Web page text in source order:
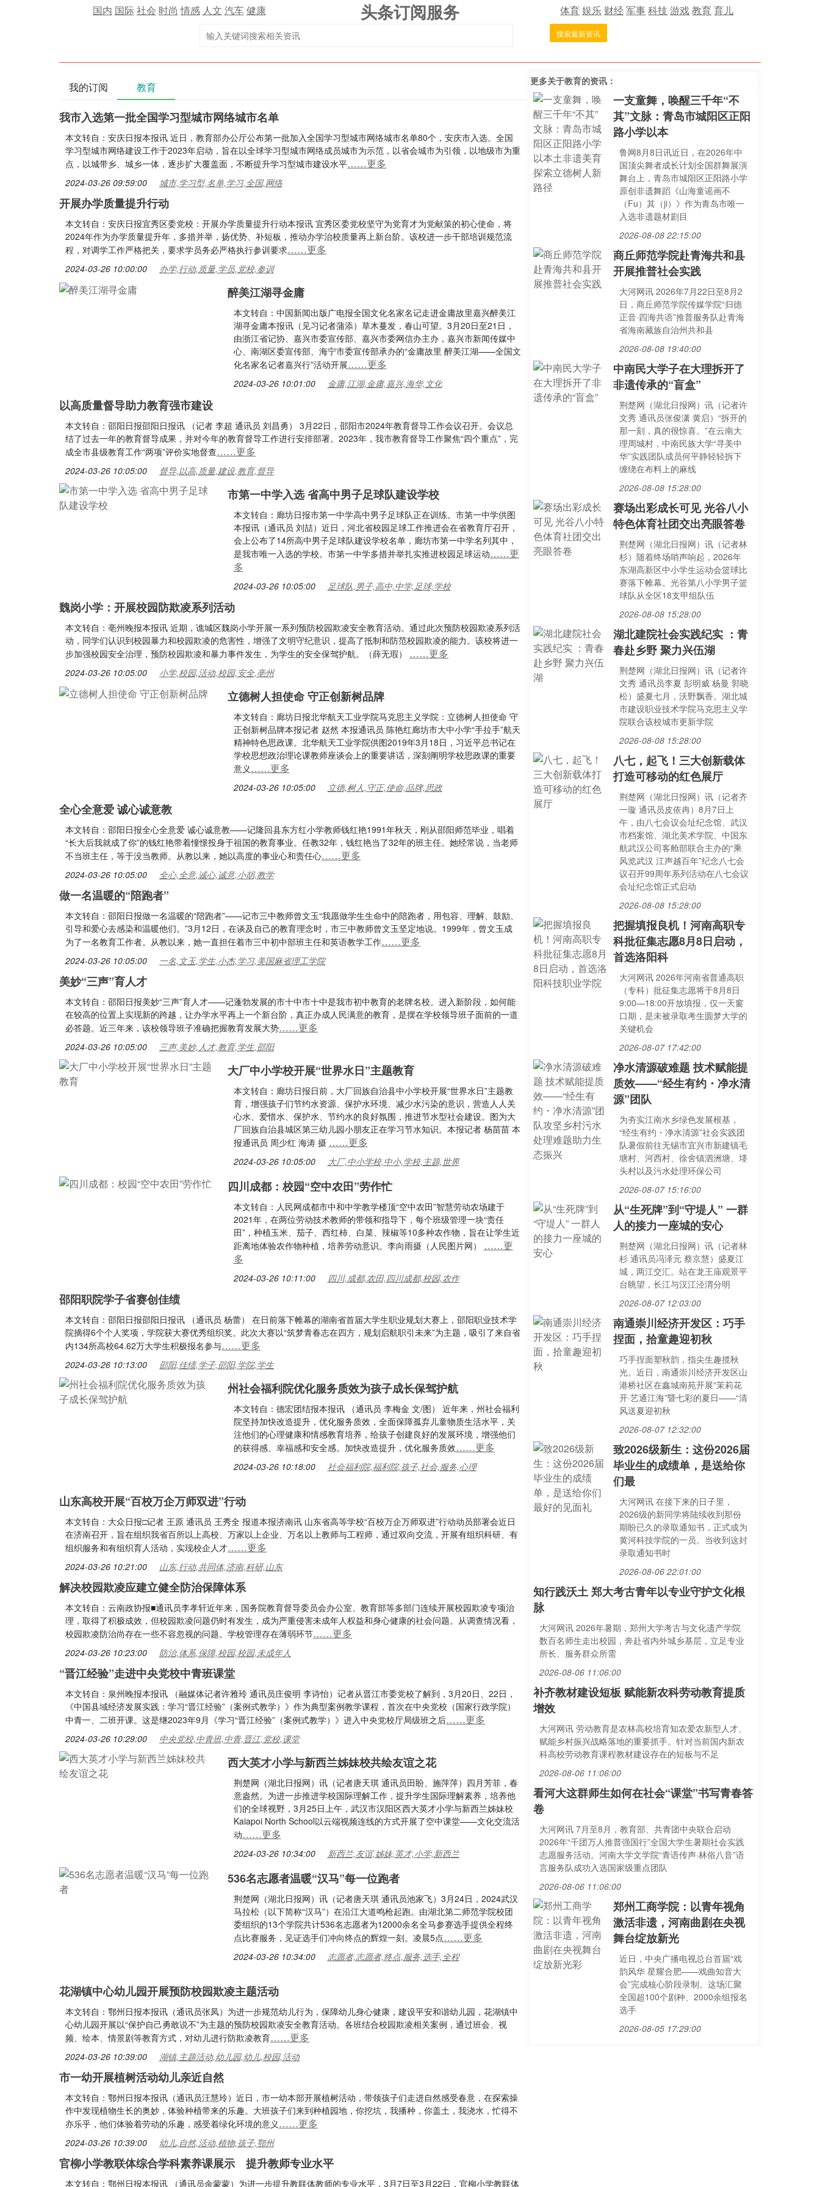
国内 国际社会 时尚 情感 人文 汽车健康 头条订阅服务 体育娱乐 财经军事科技游戏教育育儿
搜索最新资讯
我的订阅 教育
我市入选第一批全国学习型城市网络城市名单
本文转自：安庆日报本报讯 近日，教育部办公厅公布第一批加入全国学习型城市网络城市名单80个，安庆市入选。全国
学习型城市网络建设工作于2023年启动，旨在以全球学习型城市网络成员城市为示范，以省会城市为引领，以地级市为重
点，以城带乡、城乡一体，逐步扩大覆盖面，不断提升学习型城市建设水平……更多
2024-03-26 09:59:00 城市,学习型,名单,学习,全国,网络
开展办学质量提升行动
本文转自：安庆日报宜秀区委党校：开展办学质量提升行动本报讯 宜秀区委党校坚守为党育才为党献策的初心使命，将
2024年作为办学质量提升年，多措并举，扬优势、补短板，推动办学治校质量再上新台阶。该校进一步干部培训规范流
程，对调学工作严格把关，要求学员务必严格执行参训要求……更多
2024-03-26 10:00:00 办学,行动,质量,学员,党校,参训
醉美江湖寻金庸
本文转自：中国新闻出版广电报全国文化名家名记走进金庸故里嘉兴醉美江
湖寻金庸本报讯（见习记者蒲添）草木蔓发，春山可望。3月20日至21日，
由浙江省记协、嘉兴市委宣传部、嘉兴市委网信办主办，嘉兴市新闻传媒中
心、南湖区委宣传部、海宁市委宣传部承办的“金庸故里 醉美江湖——全国文
化名家名记者嘉兴行”活动开展……更多
2024-03-26 10:01:00 金庸,江湖,金庸,嘉兴,海华,文化
以高质量督导助力教育强市建设
本文转自：邵阳日报邵阳日报讯 （记者 李超 通讯员 刘昌勇） 3月22日，邵阳市2024年教育督导工作会议召开。会议总
结了过去一年的教育督导成果，并对今年的教育督导工作进行安排部署。2023年，我市教育督导工作聚焦“四个重点”，完
成全市县级教育工作“两项”评价实地督查……更多
2024-03-26 10:05:00 督导,以高,质量,建设,教育,督导
市第一中学入选 省高中男子足球队建设学校
本文转自：廊坊日报市第一中学高中男子足球队正在训练。市第一中学供图
本报讯（通讯员 刘喆）近日，河北省校园足球工作推进会在省教育厅召开，
会上公布了14所高中男子足球队建设学校名单，廊坊市第一中学名列其中，
是我市唯一入选的学校。市第一中学多措并举扎实推进校园足球运动……更
多
2024-03-26 10:05:00 足球队,男子,高中,中学,足球,学校
魏岗小学：开展校园防欺凌系列活动
本文转自：亳州晚报本报讯 近期，谯城区魏岗小学开展一系列预防校园欺凌安全教育活动。通过此次预防校园欺凌系列活
动，同学们认识到校园暴力和校园欺凌的危害性，增强了文明守纪意识，提高了抵制和防范校园欺凌的能力。该校将进一
步加强校园安全治理，预防校园欺凌和暴力事件发生，为学生的安全保驾护航。（薛无瑕） ……更多
2024-03-26 10:05:00 小学,校园,活动,校园,安全,亳州
立德树人担使命 守正创新树品牌
本文转自：廊坊日报北华航天工业学院马克思主义学院：立德树人担使命 守
正创新树品牌本报记者 赵然 本报通讯员 陈艳红廊坊市大中小学“手拉手”航天
精神特色思政课。北华航天工业学院供图2019年3月18日，习近平总书记在
学校思想政治理论课教师座谈会上的重要讲话，深刻阐明学校思政课的重要
意义……更多
2024-03-26 10:05:00 立德,树人,守正,使命,品牌,思政
全心全意爱 诚心诚意教
本文转自：邵阳日报全心全意爱 诚心诚意教——记隆回县东方红小学教师钱红艳1991年秋天，刚从邵阳师范毕业，唱着
“长大后我就成了你”的钱红艳带着憧憬投身于祖国的教育事业。任教32年，钱红艳当了32年的班主任。她经常说，当老师
不当班主任，等于没当教师。从教以来，她以高度的事业心和责任心……更多
2024-03-26 10:05:00 全心,全意,诚心,诚意,小胡,教学
做一名温暖的“陪跑者”
本文转自：邵阳日报做一名温暖的“陪跑者”——记市三中教师曾文玉“我愿做学生生命中的陪跑者，用包容、理解、鼓励、
引导和爱心去感染和温暖他们。”3月12日，在谈及自己的教育理念时，市三中教师曾文玉坚定地说。1999年，曾文玉成
为了一名教育工作者。从教以来，她一直担任着市三中初中部班主任和英语教学工作……更多
2024-03-26 10:05:00 一名,文玉,学生,小杰,学习,美国麻省理工学院
美妙“三声”育人才
本文转自：邵阳日报美妙“三声”育人才——记蓬勃发展的市十中市十中是我市初中教育的老牌名校。进入新阶段，如何能
在较高的位置上实现新的跨越，让办学水平再上一个新台阶，真正办成人民满意的教育，是摆在学校领导班子面前的一道
必答题。近三年来，该校领导班子准确把握教育发展大势……更多
2024-03-26 10:05:00 三声,美妙,人才,教育,学生,邵阳
大厂中小学校开展“世界水日”主题教育
本文转自：廊坊日报日前，大厂回族自治县中小学校开展“世界水日”主题教
育，增强孩子们节约水资源、保护水环境、减少水污染的意识，营造人人关
心水、爱惜水、保护水、节约水的良好氛围，推进节水型社会建设。图为大
厂回族自治县城区第三幼儿园小朋友正在学习节水知识。本报记者 杨苗苗 本
报通讯员 周少红 海涛 摄 ……更多
2024-03-26 10:05:00 大厂,中小学校,中小,学校,主题,世界
四川成都：校园“空中农田”劳作忙
本文转自：人民网成都市中和中学教学楼顶“空中农田”智慧劳动农场建于
2021年，在两位劳动技术教师的带领和指导下，每个班级管理一块“责任
田”，种植玉米、茄子、西红柿、白菜、辣椒等10多种农作物，旨在让学生近
距离地体验农作物种植，培养劳动意识。李向雨摄（人民图片网） ……更
多
2024-03-26 10:11:00 四川,成都,农田,四川成都,校园,农作
邵阳职院学子省赛创佳绩
本文转自：邵阳日报邵阳日报讯 （通讯员 杨蕾） 在日前落下帷幕的湖南省首届大学生职业规划大赛上，邵阳职业技术学
院摘得6个个人奖项，学院获大赛优秀组织奖。此次大赛以“筑梦青春志在四方，规划启航职引未来”为主题，吸引了来自省
内134所高校64.62万大学生积极报名参与……更多
2024-03-26 10:13:00 邵阳,佳绩,学子,邵阳,学院,学生
州社会福利院优化服务质效为孩子成长保驾护航
本文转自：德宏团结报本报讯 （通讯员 李梅金 文/图） 近年来，州社会福利
院坚持加快改造提升，优化服务质效，全面保障孤弃儿童物质生活水平，关
注他们的心理健康和情感教育培养，给孩子创建良好的发展环境，增强他们
的获得感、幸福感和安全感。加快改造提升，优化服务质效……更多
2024-03-26 10:18:00 社会福利院,福利院,孩子,社会,服务,心理
山东高校开展“百校万企万师双进”行动
本文转自：大众日报□记者 王原 通讯员 王秀全 报道本报济南讯 山东省高等学校“百校万企万师双进”行动动员部署会近日
在济南召开，旨在组织我省百所以上高校、万家以上企业、万名以上教师与工程师，通过双向交流，开展有组织科研、有
组织服务和有组织育人活动，实现校企人才……更多
2024-03-26 10:21:00 山东,行动,共同体,济南,科研,山东
解决校园欺凌应建立健全防治保障体系
本文转自：云南政协报■通讯员李孝轩近年来，国务院教育督导委员会办公室、教育部等多部门连续开展校园欺凌专项治
理，取得了积极成效，但校园欺凌问题仍时有发生，成为严重侵害未成年人权益和身心健康的社会问题。从调查情况看，
校园欺凌防治尚存在一些不容忽视的问题。学校管理存在薄弱环节……更多
2024-03-26 10:23:00 防治,体系,保障,校园,校园,未成年人
“晋江经验”走进中央党校中青班课堂
本文转自：泉州晚报本报讯 （融媒体记者许雅玲 通讯员庄俊明 李诗怡）记者从晋江市委党校了解到，3月20日、22日，
《中国县域经济发展实践：学习“晋江经验”（案例式教学）》作为典型案例教学课程，首次在中央党校（国家行政学院）
中青一、二班开课。这是继2023年9月《学习“晋江经验”（案例式教学）》进入中央党校厅局级班之后……更多
2024-03-26 10:29:00 中央党校,中青班,中青,晋江,党校,课堂
西大英才小学与新西兰姊妹校共绘友谊之花
荆楚网（湖北日报网）讯（记者唐天琪 通讯员田盼、施萍萍）四月芳菲，春
意盎然。为进一步推进学校国际理解工作，提升学生国际理解素养，培养他
们的全球视野，3月25日上午，武汉市汉阳区西大英才小学与新西兰姊妹校
Kaiapoi North School以云端视频连线的方式开展了空中课堂——文化交流活
动……更多
2024-03-26 10:34:00 新西兰,友谊,姊妹,英才,小学,新西兰
536名志愿者温暖“汉马”每一位跑者
荆楚网（湖北日报网）讯（记者唐天琪 通讯员池家飞）3月24日，2024武汉
马拉松（以下简称“汉马”）在沿江大道鸣枪起跑。由湖北第二师范学院校团
委组织的13个学院共计536名志愿者为12000余名全马参赛选手提供全程终
点比赛服务，见证选手们冲向终点的辉煌一刻。凌晨5点……更多
2024-03-26 10:34:00 志愿者,志愿者,终点,服务,选手,全程
花湖镇中心幼儿园开展预防校园欺凌主题活动
本文转自：鄂州日报本报讯（通讯员张凤）为进一步规范幼儿行为，保障幼儿身心健康，建设平安和谐幼儿园，花湖镇中
心幼儿园开展以“保护自己勇敢说不”为主题的预防校园欺凌安全教育活动。各班结合校园欺凌相关案例，通过班会、视
频、绘本、情景剧等教育方式，对幼儿进行防欺凌教育……更多
2024-03-26 10:39:00 湖镇,主题活动,幼儿园,幼儿,校园,活动
市一幼开展植树活动幼儿亲近自然
本文转自：鄂州日报本报讯（通讯员汪慧玲）近日，市一幼本部开展植树活动，带领孩子们走进自然感受春意，在探索操
作中发现植物生长的奥妙，体验种植带来的乐趣。大班孩子们来到种植园地，你挖坑，我播种，你盖土，我浇水，忙得不
亦乐乎，他们体验着劳动的乐趣，感受着绿化环境的意义……更多
2024-03-26 10:39:00 幼儿,自然,活动,植物,孩子,鄂州
官柳小学教联体综合学科素养课展示 提升教师专业水平
本文转自：鄂州日报本报讯 （通讯员余蒙蒙）为进一步提升教联体教师的专业水平，3月7日至3月22日，官柳小学教联体
更多关于教育的资讯：
一支童舞，唤醒三千年“不
其”文脉：青岛市城阳区正阳
路小学以本
鲁网8月8日讯近日，在2026年中
国顶尖舞者成长计划全国群舞展演
舞台上，青岛市城阳区正阳路小学
原创非遗舞蹈《山海童谣画不
（Fu）其（ji）》作为青岛市唯一
入选非遗题材剧目
2026-08-08 22:15:00
商丘师范学院赴青海共和县
开展推普社会实践
大河网讯 2026年7月22日至8月2
日，商丘师范学院传媒学院“归德
正音·四海共语”推普服务队赴青海
省海南藏族自治州共和县
2026-08-08 19:40:00
中南民大学子在大理拆开了
非遗传承的“盲盒”
荆楚网（湖北日报网）讯（记者许
文秀 通讯员张俊潇 黄启）“拆开的
那一刻，真的很惊喜。”在云南大
理周城村，中南民族大学“寻美中
华”实践团队成员何平静轻轻拆下
缠绕在布料上的麻线
2026-08-08 15:28:00
赛场出彩成长可见 光谷八小
特色体育社团交出亮眼答卷
荆楚网（湖北日报网）讯（记者林
杉）随着终场哨声响起，2026年
东湖高新区中小学生运动会篮球比
赛落下帷幕。光谷第八小学男子篮
球队从全区18支甲组队伍
2026-08-08 15:28:00
湖北建院社会实践纪实 ：青
春赴乡野 聚力兴伍湖
荆楚网（湖北日报网）讯（记者许
文秀 通讯员李夏 彭明威 杨曼 郭晓
松）盛夏七月，沃野飘香。湖北城
市建设职业技术学院马克思主义学
院联合该校城市更新学院
2026-08-08 15:28:00
八七，起飞！三大创新载体
打造可移动的红色展厅
荆楚网（湖北日报网）讯（记者齐
一璇 通讯员皮依冉）8月7日上
午，由八七会议会址纪念馆、武汉
市档案馆、湖北美术学院、中国东
航武汉公司客舱部联合主办的“乘
风览武汉 江声越百年”纪念八七会
议召开99周年系列活动在八七会议
会址纪念馆正式启动
2026-08-08 15:28:00
把握填报良机！河南高职专
科批征集志愿8月8日启动，
首选洛阳科
大河网讯 2026年河南省普通高职
（专科）批征集志愿将于8月8日
9:00—18:00开放填报，仅一天窗
口期，是未被录取考生圆梦大学的
关键机会
2026-08-07 17:42:00
净水清源破难题 技术赋能提
质效——“经生有约・净水清
源”团队
为夯实江南水乡绿色发展根基，
“经生有约・净水清源”社会实践团
队暑假前往无锡市宜兴市新建镇毛
塘村、河西村、徐舍镇泗洲塘、堘
头村以及污水处理环保公司
2026-08-07 15:16:00
从“生死牌”到“守堤人” 一群
人的接力一座城的安心
荆楚网（湖北日报网）讯（记者林
杉 通讯员冯泽元 蔡京慧）盛夏江
城，两江交汇。站在龙王庙观景平
台眺望，长江与汉江泾渭分明
2026-08-07 12:03:00
南通崇川经济开发区：巧手
捏面，拾童趣迎初秋
巧手捏面塑秋韵，指尖生趣揽秋
光。近日，南通崇川经济开发区山
港桥社区在鑫城南苑开展“茉莉花
开·艺通江海”暨七彩的夏日——“清
风送夏迎初秋
2026-08-07 12:32:00
致2026级新生：这份2026届
毕业生的成绩单，是送给你
们最
大河网讯 在接下来的日子里，
2026级的新同学将陆续收到那份
期盼已久的录取通知书，正式成为
黄河科技学院的一员。当收到这封
录取通知书时
2026-08-06 22:01:00
知行践沃土 郑大考古青年以专业守护文化根
脉
大河网讯 2026年暑期，郑州大学考古与文化遗产学院
数百名师生走出校园，奔赴省内外城乡基层，立足专业
所长、服务群众所需
2026-08-06 11:06:00
补齐教材建设短板 赋能新农科劳动教育提质
增效
大河网讯 劳动教育是农林高校培育知农爱农新型人才、
赋能乡村振兴战略落地的重要抓手。针对当前国内新农
科高校劳动教育课程教材建设存在的短板与不足
2026-08-06 11:06:00
看河大这群师生如何在社会“课堂”书写青春答
卷
大河网讯 7月至8月，教育部、共青团中央联合启动
2026年“千团万人推普强国行”全国大学生暑期社会实践
志愿服务活动。河南大学文学院“青语传声·林俗八音”语
言服务队成功入选国家级重点团队
2026-08-06 11:06:00
郑州工商学院：以青年视角
激活非遗，河南曲剧在央视
舞台绽放新光
近日，中央广播电视总台首届“戏
韵风华 星耀合肥——戏曲知音大
会”完成核心阶段录制。这场汇聚
全国超100个剧种、2000余组报名
选手
2026-08-05 17:29:00